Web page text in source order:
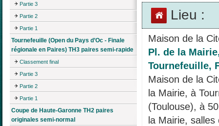
Partie 3
Partie 2
Partie 1
Tournefeuille (Open du Pays d’Oc - Finale
régionale en Paires) TH3 paires semi-rapide
Classement final
Partie 3
Partie 2
Partie 1
Coupe de Haute-Garonne TH2 paires
originales semi-normal
Lieu :
Maison de la
Pl. de la
Tournefeuille,
Maison de la
la Mairie, à
(Toulouse), à
la Mairie,